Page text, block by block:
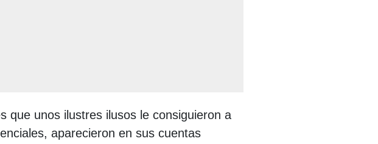
que unos ilustres ilusos le consiguieron a
aparecieron en sus cuentas